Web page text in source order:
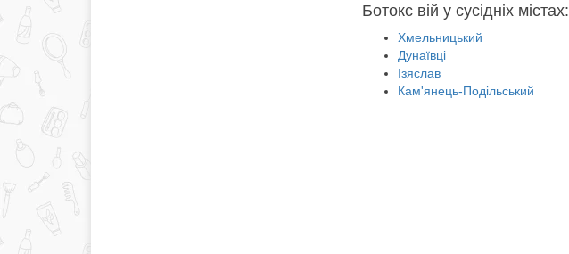
Ботокс вій у сусідніх містах:
Хмельницький
Дунаївці
Ізяслав
Кам'янець-Подільський